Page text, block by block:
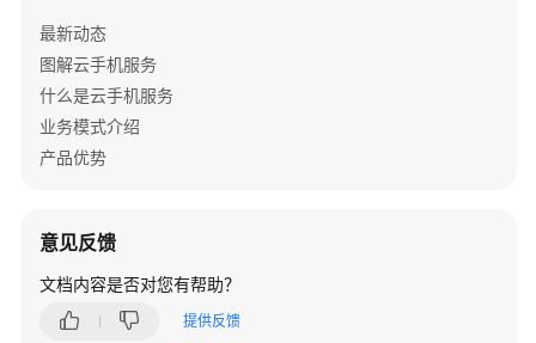
计
费
概
计
式
费
最新动态
图解云手机服务
什么是云手机服务
业务模式介绍
产品优势
意见反馈
文档内容是否对您有帮助？
提供反馈